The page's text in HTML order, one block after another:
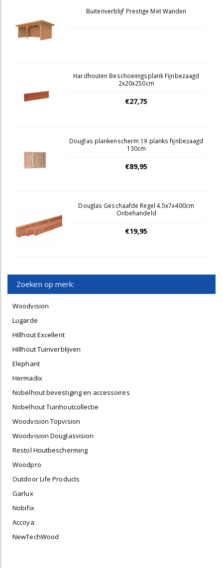
Buitenverblijf Prestige Met Wanden
Hardhouten Beschoeiingsplank Fijnbezaagd
2x20x250cm
€27,75
Douglas plankenscherm 19 planks fijnbezaagd
130cm
€89,95
Douglas Geschaafde Regel 4.5x7x400cm
Onbehandeld
€19,95
Zoeken op merk:
Woodvision
Lugarde
Hillhout Excellent
Hillhout Tuinverblijven
Elephant
Hermadix
Nobelhout bevestiging en accessoires
Nobelhout Tuinhoutcollectie
Woodvision Topvision
Woodvision Douglasvision
Restol Houtbescherming
Woodpro
Outdoor Life Products
Garlux
Nobifix
Accoya
NewTechWood